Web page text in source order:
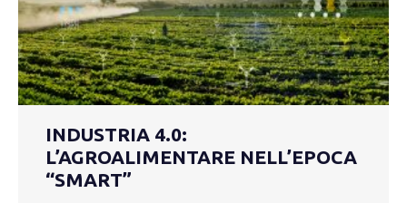
INDUSTRIA 4.0:
L’AGROALIMENTARE NELL’EPOCA
“SMART”